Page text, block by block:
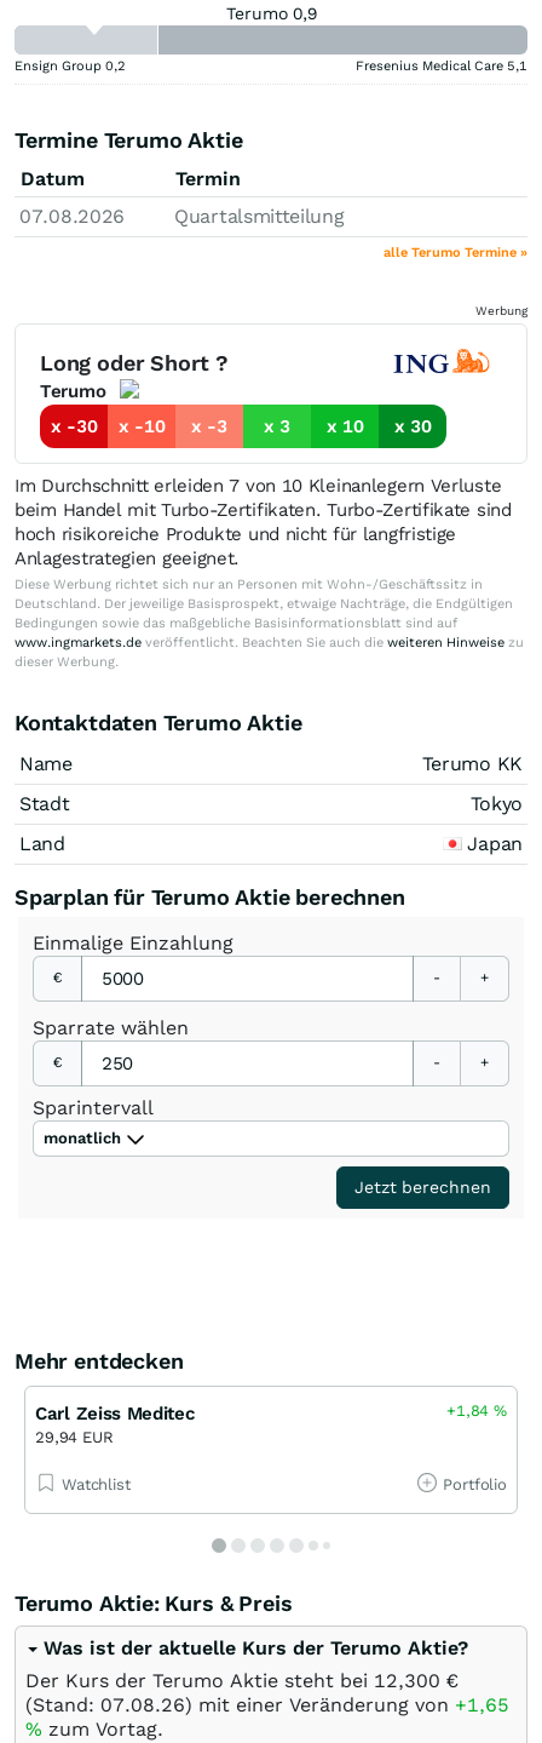
Terumo 0,9
Ensign Group 0,2 Fresenius Medical Care 5,1
Termine Terumo Aktie
Datum
Termin
07.08.2026
Quartalsmitteilung
alle Terumo Termine »
Werbung
Long oder Short ?
Terumo
x -30
x -10 x -3 x 3 x 10 x 30
Im Durchschnitt erleiden 7 von 10 Kleinanlegern Verluste
beim Handel mit Turbo-Zertifikaten. Turbo-Zertifikate sind
hoch risikoreiche Produkte und nicht für langfristige
Anlagestrategien geeignet.
Diese Werbung richtet sich nur an Personen mit Wohn-/Geschäftssitz in
Deutschland. Der jeweilige Basisprospekt, etwaige Nachträge, die Endgültigen
Bedingungen sowie das maßgebliche Basisinformationsblatt sind auf
www.ingmarkets.de veröffentlicht. Beachten Sie auch die weiteren Hinweise zu
dieser Werbung.
Kontaktdaten Terumo Aktie
Name
Terumo KK
Stadt
Tokyo
Land
Japan
Sparplan für Terumo Aktie berechnen
Einmalige Einzahlung
€ - +
Sparrate wählen
€ - +
Sparintervall
monatlich
Jetzt berechnen
Mehr entdecken
Carl Zeiss Meditec
29,94 EUR
+1,84%
Watchlist Portfolio
Terumo Aktie: Kurs & Preis
Was ist der aktuelle Kurs der Terumo Aktie?
Der Kurs der Terumo Aktie steht bei 12,300 €
(Stand: 07.08.26) mit einer Veränderung von +1,65
% zum Vortag.